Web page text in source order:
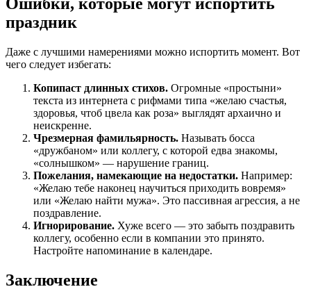
праздник
Даже с лучшими намерениями можно испортить момент. Вот
чего следует избегать:
Копипаст длинных стихов. Огромные «простыни»
текста из интернета с рифмами типа «желаю счастья,
здоровья, чтоб цвела как роза» выглядят архаично и
неискренне.
Чрезмерная фамильярность. Называть босса
«дружбаном» или коллегу, с которой едва знакомы,
«солнышком» — нарушение границ.
Пожелания, намекающие на недостатки. Например:
«Желаю тебе наконец научиться приходить вовремя»
или «Желаю найти мужа». Это пассивная агрессия, а не
поздравление.
Игнорирование. Хуже всего — это забыть поздравить
коллегу, особенно если в компании это принято.
Настройте напоминание в календаре.
Заключение